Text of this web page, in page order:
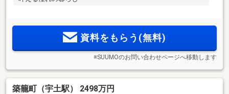
資料をもらう(無料)
※SUUMOのお問い合わせページへ移動します
築籠町（宇土駅） 2498万円